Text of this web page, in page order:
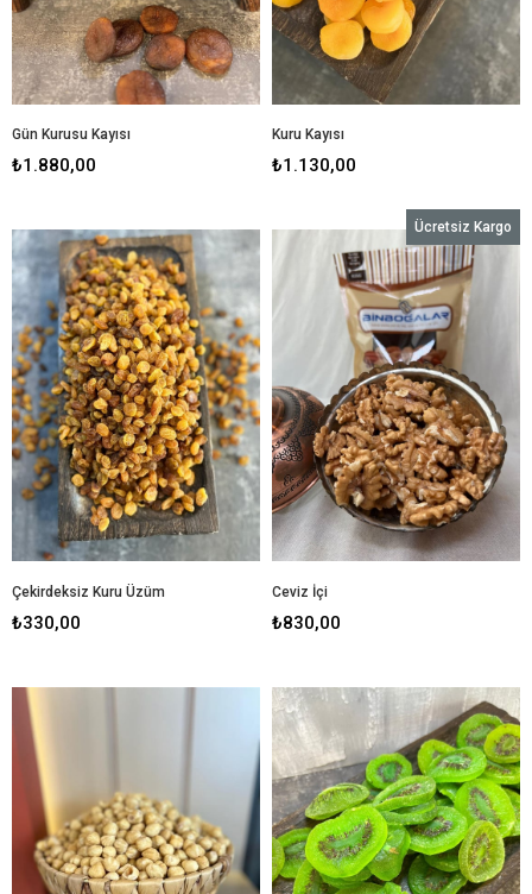
Gün Kurusu Kayısı
₺1.880,00
Kuru Kayısı
₺1.130,00
Çekirdeksiz Kuru Üzüm
₺330,00
Ceviz İçi
₺830,00
Ücretsiz Kargo